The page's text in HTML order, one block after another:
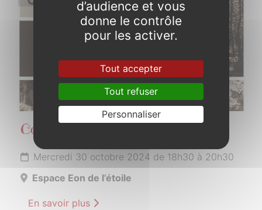
Consultation Forêt de Brocéliande
Mercredi 30 octobre 2024 de 18h30 à 20h30
Espace Eon de l’étoile
En savoir plus
d’audience et vous
donne le contrôle
pour les activer.
Tout accepter
Tout refuser
Personnaliser